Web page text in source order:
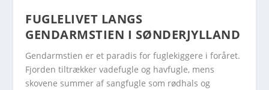
FUGLELIVET LANGS
GENDARMSTIEN I SØNDERJYLLAND
Gendarmstien er et paradis for fuglekiggere i foråret.
Fjorden tiltrækker vadefugle og havfugle, mens
skovene summer af sangfugle som rødhals og